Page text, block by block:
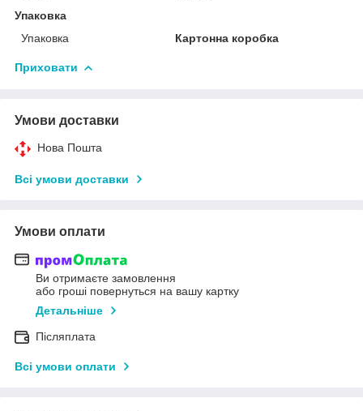
Упаковка
Упаковка
Картонна коробка
Приховати
Умови доставки
Нова Пошта
Всі умови доставки
Умови оплати
Ви отримаєте замовлення
або гроші повернуться на вашу картку
Детальніше
Післяплата
Всі умови оплати